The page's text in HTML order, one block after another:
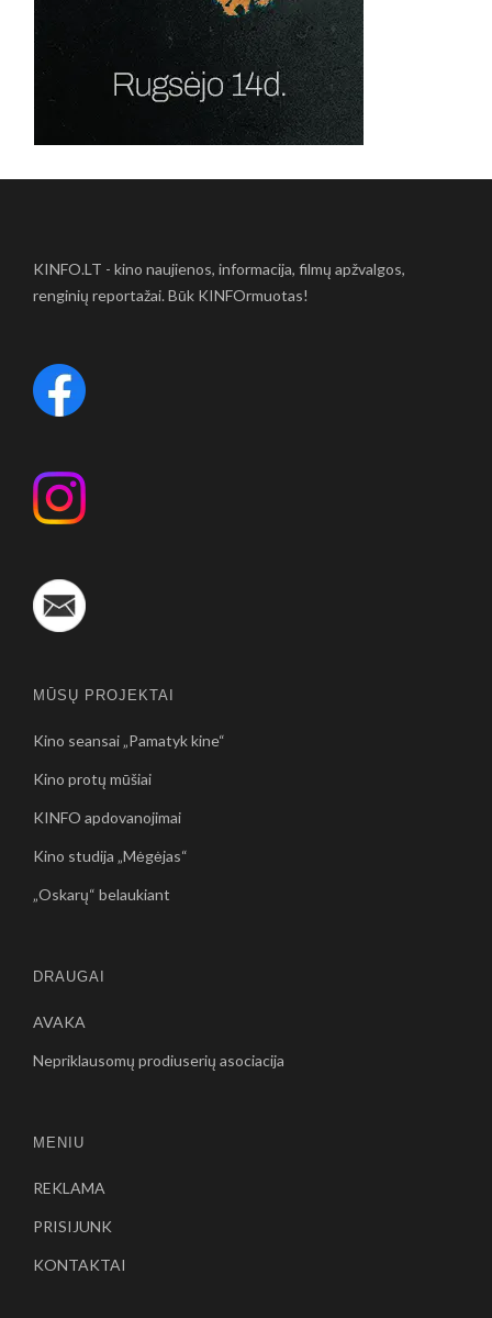
KINFO.LT - kino naujienos, informacija, filmų apžvalgos,
renginių reportažai. Būk KINFOrmuotas!
MŪSŲ PROJEKTAI
Kino seansai „Pamatyk kine“
Kino protų mūšiai
KINFO apdovanojimai
Kino studija „Mėgėjas“
„Oskarų“ belaukiant
DRAUGAI
AVAKA
Nepriklausomų prodiuserių asociacija
MENIU
REKLAMA
PRISIJUNK
KONTAKTAI